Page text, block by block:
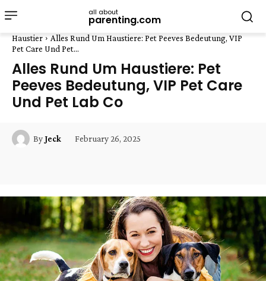
all about
parenting.com
Haustier
Alles Rund Um Haustiere: Pet Peeves Bedeutung, VIP
Pet Care Und Pet...
Alles Rund Um Haustiere: Pet
Peeves Bedeutung, VIP Pet Care
Und Pet Lab Co
ByJeck February 26, 2025